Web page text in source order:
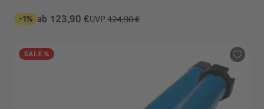
-1% ab 123,90 €UVP 124,90 €